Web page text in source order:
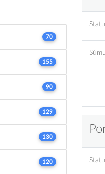
70
155
90
129
130
120